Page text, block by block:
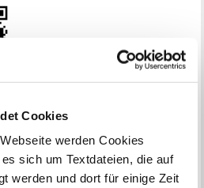
Cookies
werden Cookies
sich um Textdateien, die auf
werden und dort für einige Zeit